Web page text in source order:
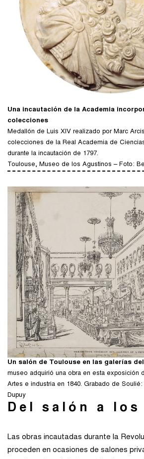
Una incautación de la Academia
colecciones
Medallón de Luis XIV realizado por Marc
colecciones de la Real Academia de
durante la incautación de 1797.
Toulouse, Museo de los Agustinos – Foto:
Un salón de Toulouse en las galerías
museo adquirió una obra en esta exposición
Artes e industria en 1840. Grabado de
Dupuy
Del salón a los
Las obras incautadas durante la
proceden en ocasiones de salones